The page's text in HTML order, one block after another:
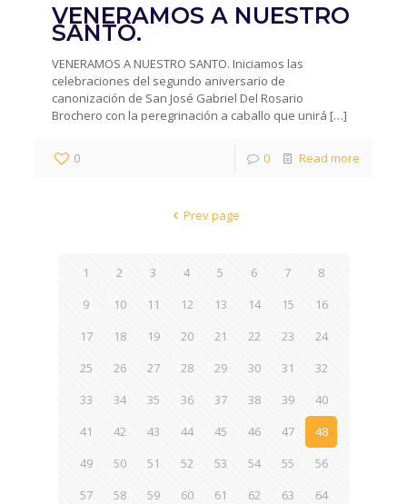
VENERAMOS A NUESTRO
SANTO.
VENERAMOS A NUESTRO SANTO. Iniciamos las
celebraciones del segundo aniversario de
canonización de San José Gabriel Del Rosario
Brochero con la peregrinación a caballo que unirá […]
0 0 Read more
Prev page
1 2 3 4 5 6 7
8
9
10 11 12 13 14 15
16
17
18 19 20 21 22 23
24
25
26 27 28 29 30 31
32
33
34 35 36 37 38 39
40
41
42 43 44 45 46 47
48
49
50 51 52 53 54 55
56
57
58 59 60 61 62 63
64